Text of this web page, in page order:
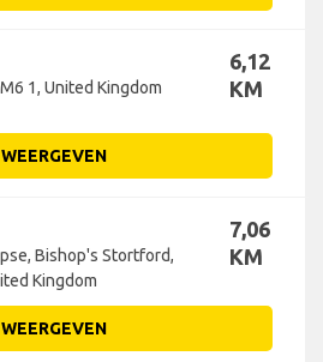
1, United Kingdom
6,12
KM
WEERGEVEN
Bishop's Stortford,
Kingdom
7,06
KM
WEERGEVEN